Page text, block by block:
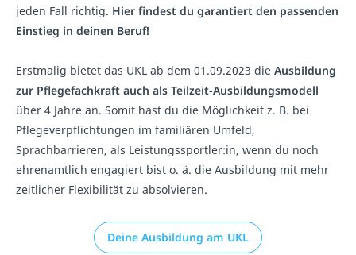
jeden Fall richtig. Hier findest du garantiert den passenden
Einstieg in deinen Beruf!​​
Erstmalig bietet das UKL ab dem 01.09.2023 die Ausbildung
zur Pflegefachkraft auch als Teilzeit-Ausbildungsmodell
über 4 Jahre an. Somit hast du die Möglichkeit z. B. bei
Pflegeverpflichtungen im familiären Umfeld,
Sprachbarrieren, als Leistungssportler:in, wenn du noch
ehrenamtlich engagiert bist o. ä. die Ausbildung mit mehr
zeitlicher Flexibilität zu absolvieren.
Deine Ausbildung am UKL